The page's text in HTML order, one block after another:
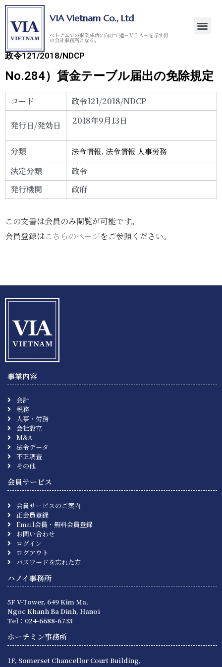
VIA Vietnam Co., Ltd
ベトナムでの事業成功に向けて道－ＶＩＡ－を示す街
の会計事務所となる。
政令121/2018/NDCP
No.284）賃金テーブル届出の免除規定
コード 政令121/2018/NDCP
発行日/発効日 2018年9月13日
分類 法令情報,法令情報 人事労務
法定分類
政令
発行機関
政府
この文書は会員のみ閲覧が可能です。
会員登録はこちらのページをご参照ください。
事業内容
会計
税務
人事・労務
会社設立
M&A
法令データ
不正調査
その他
会員サービス
会員サービスのご案内
正会員登録
Email会員・無料会員登録
お問い合わせ
ログイン
ログアウト
パスワードを忘れた方
ハノイ事務所
5F V-Tower, 649 Kim Ma,
Ngoc Khanh Ba Dinh, Hanoi
Tel：024-6688-6733
ホーチミン事務所
1F, Somerset Chancellor Court Building,